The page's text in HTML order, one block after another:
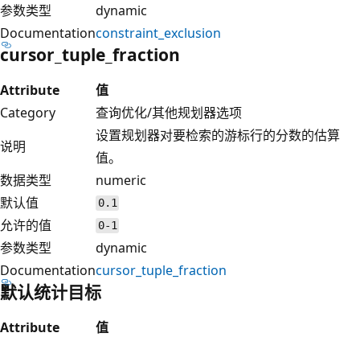
参数类型
dynamic
Documentationconstraint_exclusion
cursor_tuple_fraction
Attribute
值
Category
查询优化/其他规划器选项
说明
设置规划器对要检索的游标行的分数的估算
值。
数据类型
numeric
默认值
0.1
允许的值 0-1
参数类型
dynamic
Documentationcursor_tuple_fraction
默认统计目标
Attribute
值